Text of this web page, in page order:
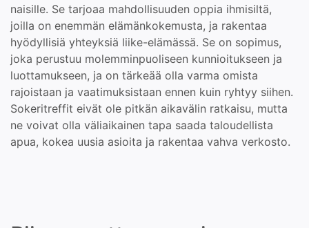
naisille. Se tarjoaa mahdollisuuden oppia ihmisiltä,
joilla on enemmän elämänkokemusta, ja rakentaa
hyödyllisiä yhteyksiä liike-elämässä. Se on sopimus,
joka perustuu molemminpuoliseen kunnioitukseen ja
luottamukseen, ja on tärkeää olla varma omista
rajoistaan ja vaatimuksistaan ennen kuin ryhtyy siihen.
Sokeritreffit eivät ole pitkän aikavälin ratkaisu, mutta
ne voivat olla väliaikainen tapa saada taloudellista
apua, kokea uusia asioita ja rakentaa vahva verkosto.